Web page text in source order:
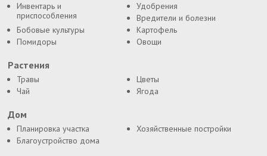
Инвентарь и
приспособления
Удобрения
Вредители и болезни
Бобовые культуры
Картофель
Помидоры
Овощи
Растения
Травы
Цветы
Чай
Ягода
Дом
Планировка участка
Хозяйственные постройки
Благоустройство дома